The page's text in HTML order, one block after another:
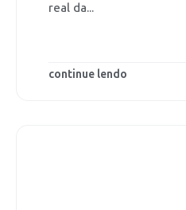
real da...
continue lendo